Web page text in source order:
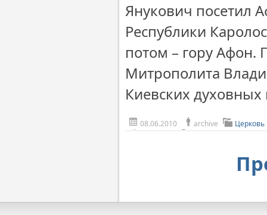
Янукович посетил
Республики
потом – гору Афон.
Митрополита
Киевских
08.06.2010 archive Церковь